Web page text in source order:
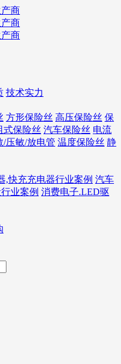
技术实力
方形保险丝 高压保险丝 保
式保险丝 汽车保险丝 电流
/压敏/放电管 温度保险丝 静
,快充充电器行业案例 汽车
业案例 消费电子.LED驱